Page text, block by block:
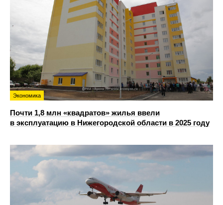
Экономика
Почти 1,8 млн «квадратов» жилья ввели
в эксплуатацию в Нижегородской области в 2025 году